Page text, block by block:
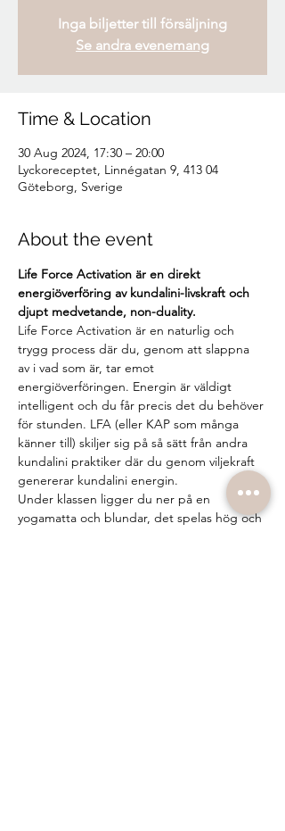
Inga biljetter till försäljning
Se andra evenemang
Time & Location
30 Aug 2024, 17:30 – 20:00
Lyckoreceptet, Linnégatan 9, 413 04
Göteborg, Sverige
About the event
Life Force Activation är en direkt
energiöverföring av kundalini-livskraft och
djupt medvetande, non-duality.
Life Force Activation är en naturlig och
trygg process där du, genom att slappna
av i vad som är, tar emot
energiöverföringen. Energin är väldigt
intelligent och du får precis det du behöver
för stunden. LFA (eller KAP som många
känner till) skiljer sig på så sätt från andra
kundalini praktiker där du genom viljekraft
genererar kundalini energin.
Under klassen ligger du ner på en
yogamatta och blundar, det spelas hög och